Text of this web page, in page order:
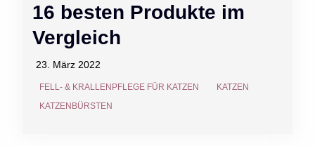
16 besten Produkte im
Vergleich
23. März 2022
FELL- & KRALLENPFLEGE FÜR KATZEN
KATZEN
KATZENBÜRSTEN